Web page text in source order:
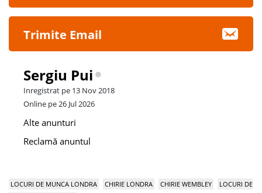
Trimite Email
Sergiu Pui
Inregistrat pe 13 Nov 2018
Online pe 26 Jul 2026
Alte anunturi
Reclamă anuntul
LOCURI DE MUNCA LONDRA CHIRIE LONDRA CHIRIE WEMBLEY
LOCURI DE